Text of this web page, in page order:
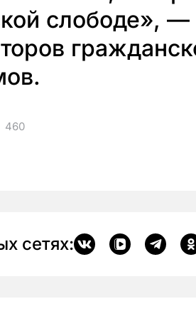
слободе», —
460
сетях: